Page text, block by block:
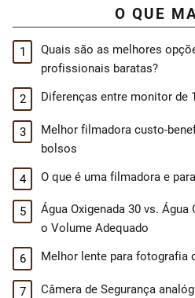
O QUE
Quais são as melhores
profissionais baratas?
Diferenças entre monitor de
Melhor filmadora custo-
bolsos
O que é uma filmadora e
Água Oxigenada 30 vs. Água
o Volume Adequado
Melhor lente para fotografia
Câmera de Segurança